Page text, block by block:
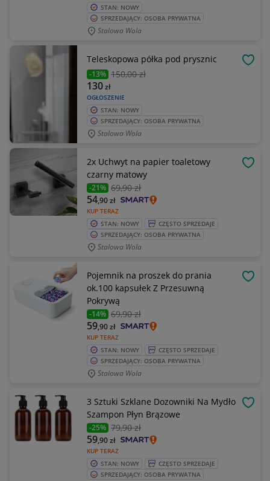
STAN: NOWY
SPRZEDAJĄCY: OSOBA PRYWATNA
Stalowa Wola
Teleskopowa półka pod prysznic
-13% 150,00 zł
OGŁOSZENIE
130zł
STAN: NOWY
SPRZEDAJĄCY: OSOBA PRYWATNA
Stalowa Wola
2x Uchwyt na papier toaletowy
czarny matowy
-21% 69,90 zł
KUP TERAZ
54,90zł
STAN: NOWY
CZĘSTO SPRZEDAJE
SPRZEDAJĄCY: OSOBA PRYWATNA
Stalowa Wola
Pojemnik na proszek do prania
ok.100 kapsułek Z Przesuwną
Pokrywą
-14% 69,90 zł
KUP TERAZ
59,90zł
STAN: NOWY
CZĘSTO SPRZEDAJE
SPRZEDAJĄCY: OSOBA PRYWATNA
Stalowa Wola
3 Sztuki Szklane Dozowniki Na Mydło
Szampon Płyn Brązowe
-25% 79,90 zł
KUP TERAZ
59,90zł
STAN: NOWY
CZĘSTO SPRZEDAJE
SPRZEDAJĄCY: OSOBA PRYWATNA